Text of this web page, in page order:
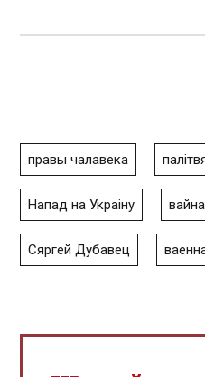
правы чалавека
Напад на Украіну
Сяргей Дубавец